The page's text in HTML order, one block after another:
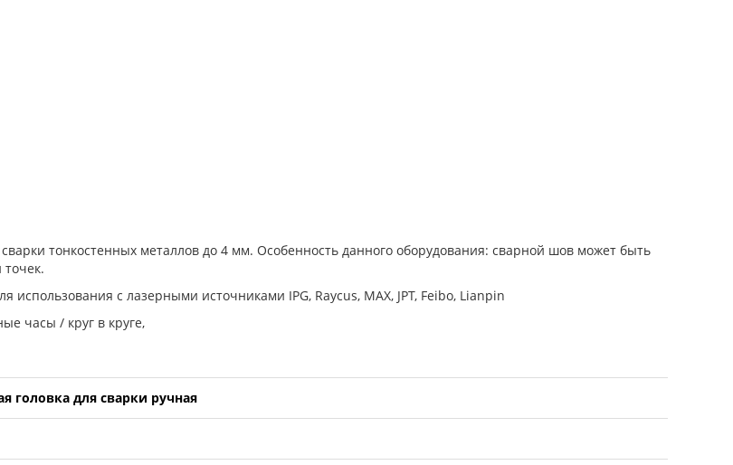
тонкостенных металлов до 4 мм. Особенность данного оборудования: сварной шов может быть
использования с лазерными источниками IPG, Raycus, MAX, JPT, Feibo, Lianpin
часы / круг в круге,
головка для сварки ручная